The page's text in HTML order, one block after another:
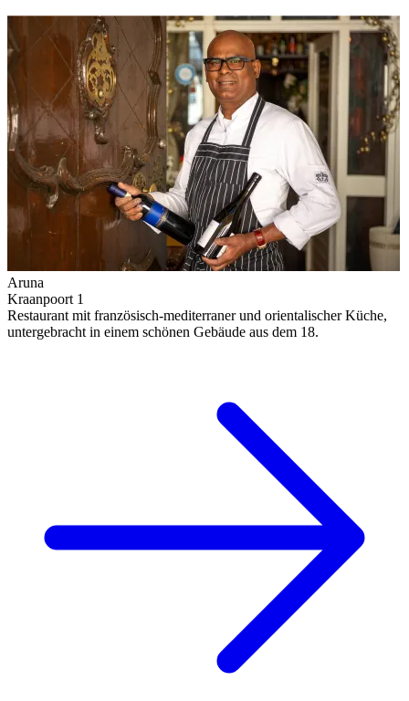
Aruna
Kraanpoort 1
Restaurant mit französisch-mediterraner und orientalischer Küche,
untergebracht in einem schönen Gebäude aus dem 18.